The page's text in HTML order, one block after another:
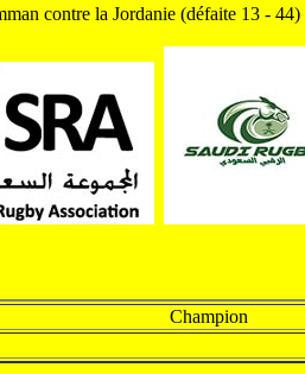
contre la Jordanie (défaite 13 - 44)
Champion